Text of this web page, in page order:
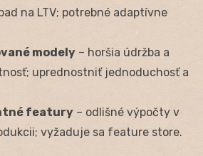
na LTV; potrebné adaptívne
modely – horšia údržba a
uprednostniť jednoduchosť a
featury – odlišné výpočty v
vyžaduje sa feature store.